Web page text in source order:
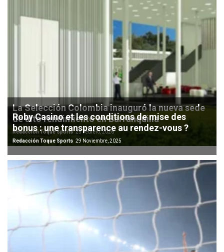
La Selección Colombia inauguró la nueva sede
de alto rendimiento en Barranquilla
Redacción Toque Sports 25 Febrero, 2026
Roby Casino et les conditions de mise des
bonus : une transparence au rendez-vous ?
Redacción Toque Sports 29 Noviembre, 2025